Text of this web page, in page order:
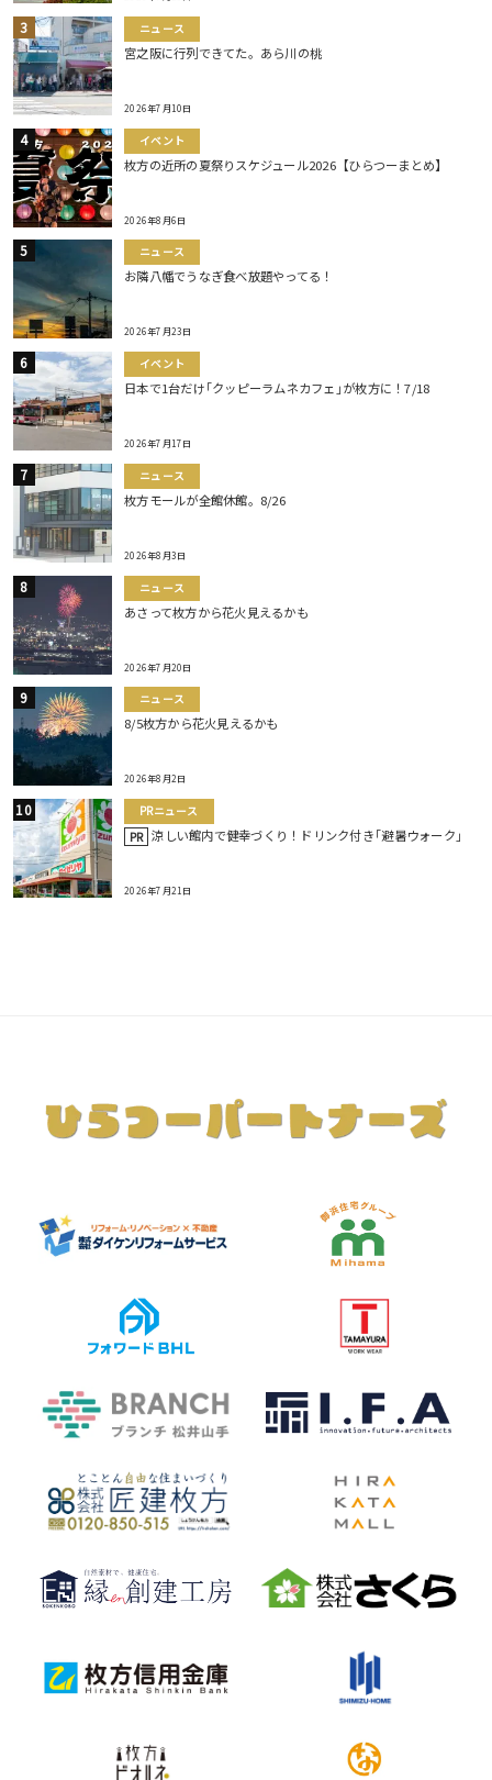
ニュース
宮之阪に行列できてた。あら川の桃
2026年7月10日
イベント
枚方の近所の夏祭りスケジュール2026【ひらつーまとめ】
2026年8月6日
ニュース
お隣八幡でうなぎ食べ放題やってる！
2026年7月23日
イベント
日本で1台だけ｢クッピーラムネカフェ｣が枚方に！7/18
2026年7月17日
ニュース
枚方モールが全館休館。8/26
2026年8月3日
ニュース
あさって枚方から花火見えるかも
2026年7月20日
ニュース
8/5枚方から花火見えるかも
2026年8月2日
PRニュース
PR 涼しい館内で健幸づくり！ドリンク付き｢避暑ウォーク｣
2026年7月21日